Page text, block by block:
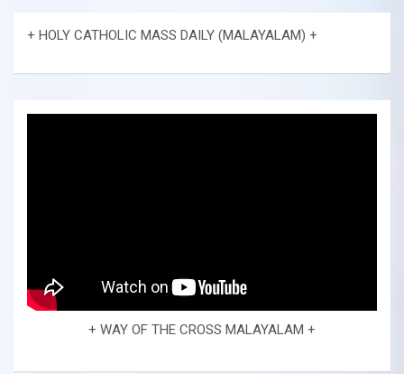
+ HOLY CATHOLIC MASS DAILY (MALAYALAM) +
+ WAY OF THE CROSS MALAYALAM +